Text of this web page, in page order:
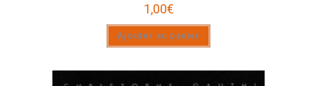
1,00€
Ajouter au panier